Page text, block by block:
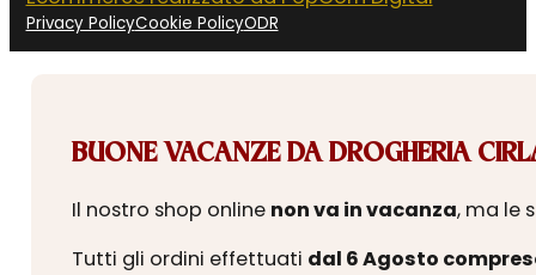
Privacy PolicyCookie PolicyODR
BUONE VACANZE DA DROGHERIA
Il nostro shop online non va in vacanza, ma le
Tutti gli ordini effettuati dal 6 Agosto